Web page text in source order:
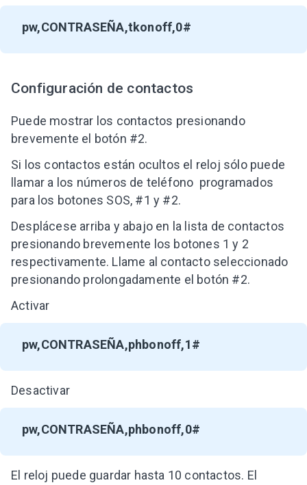
pw,CONTRASEÑA,tkonoff,0#
Configuración de contactos
Puede mostrar los contactos presionando
brevemente el botón #2.
Si los contactos están ocultos el reloj sólo puede
llamar a los números de teléfono programados
para los botones SOS, #1 y #2.
Desplácese arriba y abajo en la lista de contactos
presionando brevemente los botones 1 y 2
respectivamente. Llame al contacto seleccionado
presionando prolongadamente el botón #2.
Activar
pw,CONTRASEÑA,phbonoff,1#
Desactivar
pw,CONTRASEÑA,phbonoff,0#
El reloj puede guardar hasta 10 contactos. El